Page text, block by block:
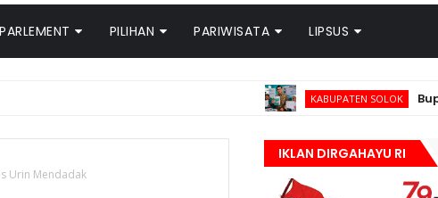
PARLEMENT PILIHAN PARIWISATA LIPSUS
KABUPATEN SOLOK Bupati Solok
Urin Mendadak
IKLAN DIRGAHAYU RI